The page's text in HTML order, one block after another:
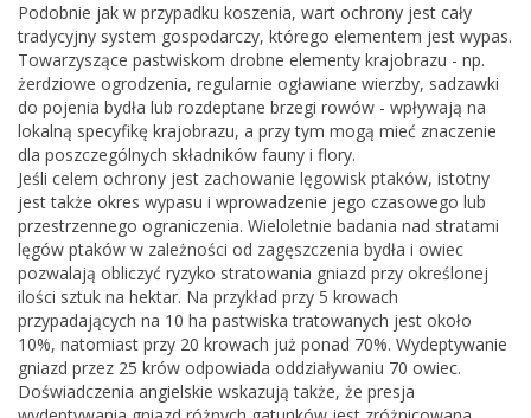
Podobnie jak w przypadku koszenia, wart ochrony jest cały
tradycyjny system gospodarczy, którego elementem jest wypas.
Towarzyszące pastwiskom drobne elementy krajobrazu - np.
żerdziowe ogrodzenia, regularnie ogławiane wierzby, sadzawki
do pojenia bydła lub rozdeptane brzegi rowów - wpływają na
lokalną specyfikę krajobrazu, a przy tym mogą mieć znaczenie
dla poszczególnych składników fauny i flory.
Jeśli celem ochrony jest zachowanie lęgowisk ptaków, istotny
jest także okres wypasu i wprowadzenie jego czasowego lub
przestrzennego ograniczenia. Wieloletnie badania nad stratami
lęgów ptaków w zależności od zagęszczenia bydła i owiec
pozwalają obliczyć ryzyko stratowania gniazd przy określonej
ilości sztuk na hektar. Na przykład przy 5 krowach
przypadających na 10 ha pastwiska tratowanych jest około
10%, natomiast przy 20 krowach już ponad 70%. Wydeptywanie
gniazd przez 25 krów odpowiada oddziaływaniu 70 owiec.
Doświadczenia angielskie wskazują także, że presja